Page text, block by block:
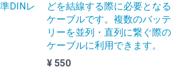
DINレ
どを結線する際に必要となる
ケーブルです。複数のバッテ
リーを並列・直列に繋ぐ際の
ケーブルに利用できます。
¥ 550